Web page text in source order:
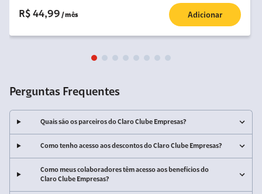
R$ 44,99 / mês Adicionar
Perguntas Frequentes
Quais são os parceiros do Claro Clube Empresas?
Como tenho acesso aos descontos do Claro Clube Empresas?
Como meus colaboradores têm acesso aos benefícios do
Claro Clube Empresas?